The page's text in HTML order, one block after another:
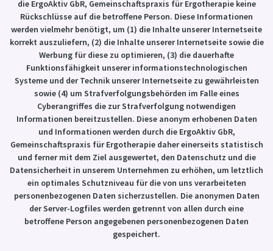
die ErgoAktiv GbR, Gemeinschaftspraxis für Ergotherapie keine
Rückschlüsse auf die betroffene Person. Diese Informationen
werden vielmehr benötigt, um (1) die Inhalte unserer Internetseite
korrekt auszuliefern, (2) die Inhalte unserer Internetseite sowie die
Werbung für diese zu optimieren, (3) die dauerhafte
Funktionsfähigkeit unserer informationstechnologischen
Systeme und der Technik unserer Internetseite zu gewährleisten
sowie (4) um Strafverfolgungsbehörden im Falle eines
Cyberangriffes die zur Strafverfolgung notwendigen
Informationen bereitzustellen. Diese anonym erhobenen Daten
und Informationen werden durch die ErgoAktiv GbR,
Gemeinschaftspraxis für Ergotherapie daher einerseits statistisch
und ferner mit dem Ziel ausgewertet, den Datenschutz und die
Datensicherheit in unserem Unternehmen zu erhöhen, um letztlich
ein optimales Schutzniveau für die von uns verarbeiteten
personenbezogenen Daten sicherzustellen. Die anonymen Daten
der Server-Logfiles werden getrennt von allen durch eine
betroffene Person angegebenen personenbezogenen Daten
gespeichert.